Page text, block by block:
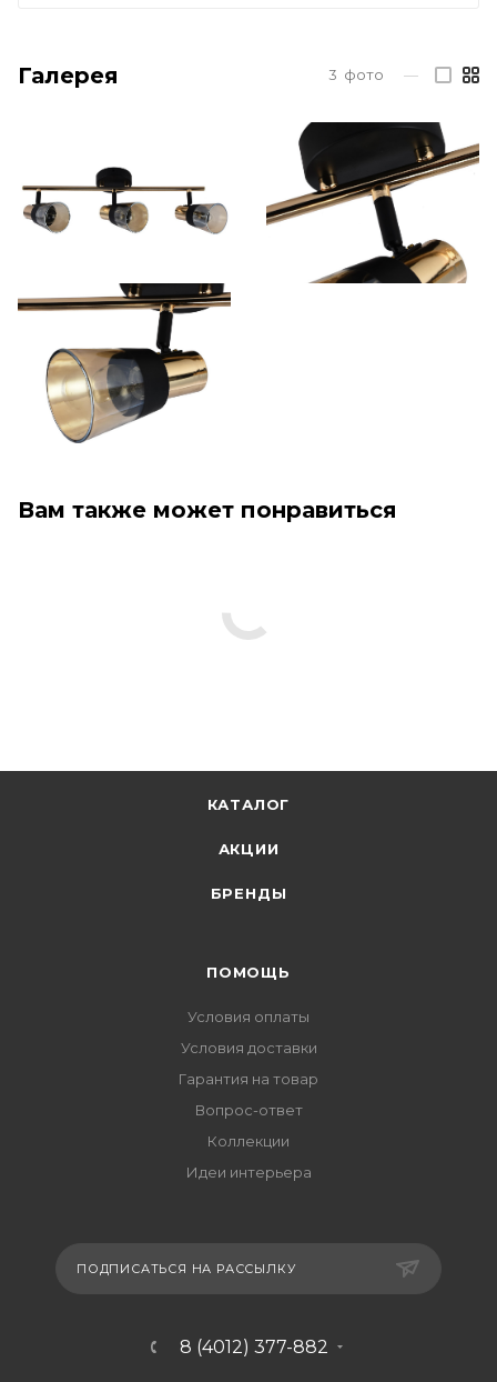
Галерея 3 фото —
Вам также может понравиться
КАТАЛОГ
АКЦИИ
БРЕНДЫ
ПОМОЩЬ
Условия оплаты
Условия доставки
Гарантия на товар
Вопрос-ответ
Коллекции
Идеи интерьера
ПОДПИСАТЬСЯ НА РАССЫЛКУ
8 (4012) 377-882